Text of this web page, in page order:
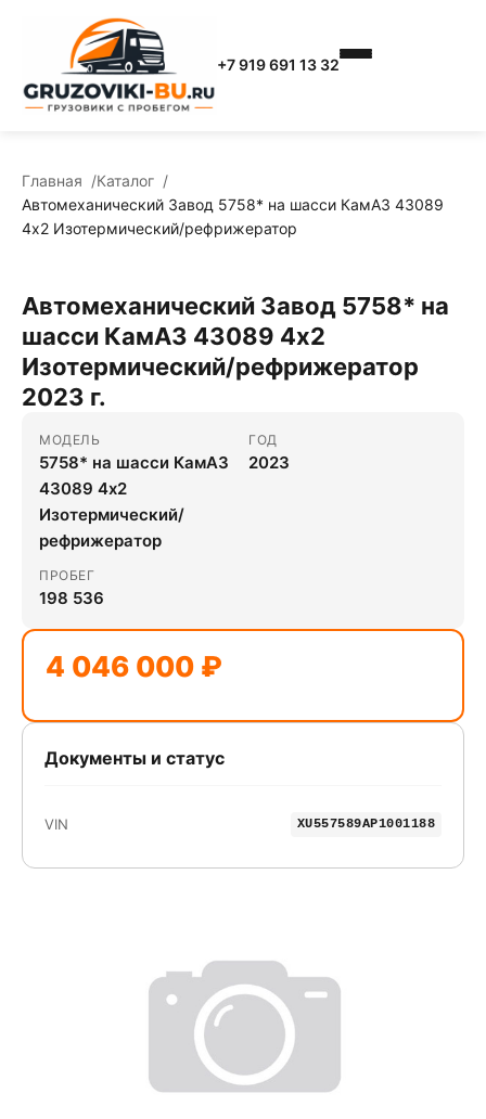
+7 919 691 13 32
Главная
Каталог
Автомеханический Завод 5758* на шасси КамАЗ 43089
4x2 Изотермический/рефрижератор
Автомеханический Завод 5758* на
шасси КамАЗ 43089 4x2
Изотермический/рефрижератор
2023 г.
МОДЕЛЬ
5758* на шасси КамАЗ
43089 4x2
Изотермический/
рефрижератор
ГОД
2023
ПРОБЕГ
198 536
4 046 000 ₽
Документы и статус
VIN XU557589AP1001188